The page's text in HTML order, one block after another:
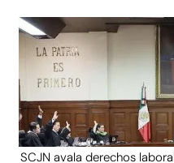
SCJN avala derechos